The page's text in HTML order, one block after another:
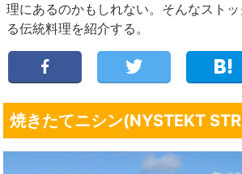
理にあるのかもしれない。そんなスト
る伝統料理を紹介する。
焼きたてニシン(NYSTEKT